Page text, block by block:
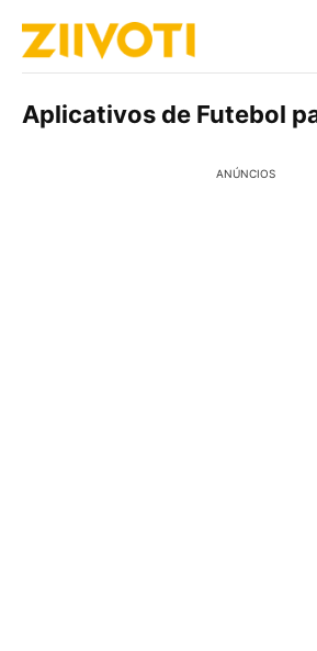
Aplicativos de Futebol
ANÚNCIOS